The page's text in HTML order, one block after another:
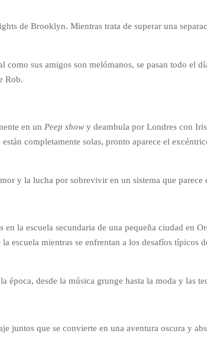
de Brooklyn. Mientras trata de superar una
sus amigos son melómanos, se pasan todo el
Rob.
en un Peep show y deambula por Londres con
completamente solas, pronto aparece el
y la lucha por sobrevivir en un sistema que parece
la escuela secundaria de una pequeña ciudad en
escuela mientras se enfrentan a los desafíos típicos
desde la música grunge hasta la moda y las
juntos que se convierte en una aventura oscura y